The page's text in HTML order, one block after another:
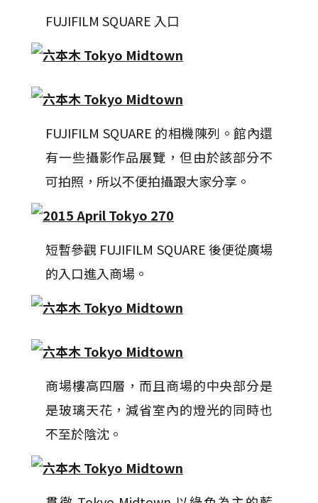
FUJIFILM SQUARE 入口
FUJIFILM SQUARE 的相機陳列。館內還
有一些攝影作品展覽，但由於該部分不
可拍照，所以不便拍攝跟大家分享。
短暫參觀 FUJIFILM SQUARE 後便從廣場
的入口進入商場。
商場樓高四層，而且商場的中央部分是
是玻璃天花，減省室內的燈光的同時也
不至於陰沈。